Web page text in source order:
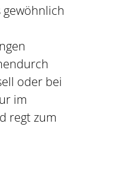
gewöhnlich
oder bei
im
regt zum